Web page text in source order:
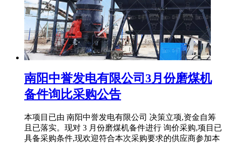
南阳中誉发电有限公司3月份磨煤机
备件询比采购公告
本项目已由 南阳中誉发电有限公司 决策立项,资金自筹
且已落实。现对 3 月份磨煤机备件进行 询价采购,项目已
具备采购条件,现欢迎符合本次采购要求的供应商参加本